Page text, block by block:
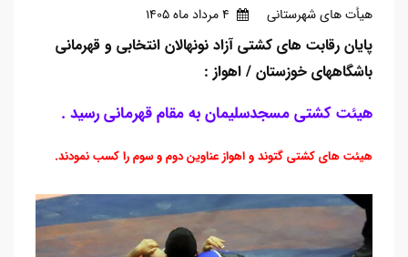
هیأت های شهرستانی 4 مرداد ماه 1405
پایان رقابت های کشتی آزاد نونهالان انتخابی و قهرمانی
باشگاههای خوزستان / اهواز :
هیئت کشتی مسجدسلیمان به مقام قهرمانی رسید .
هیئت های کشتی گتوند و اهواز عناوین دوم و سوم را کسب نمودند.